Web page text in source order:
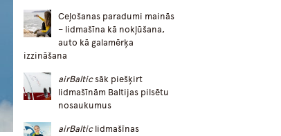
Ceļošanas paradumi mainās
– lidmašīna kā nokļūšana,
auto kā galamērķa
izzināšana
airBalticsāk piešķirt
lidmašīnām Baltijas pilsētu
nosaukumus
airBalticlidmašīnas